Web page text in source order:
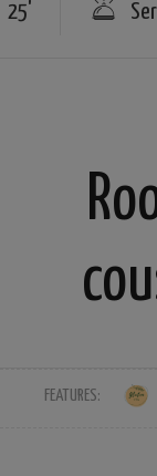
25'
FEATURES: